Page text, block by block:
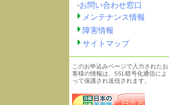
-お問い合わせ窓口
メンテナンス情報
障害情報
サイトマップ
このお申込みページで入力されたお
客様の情報は、SSL暗号化通信によ
って保護され送信されます。